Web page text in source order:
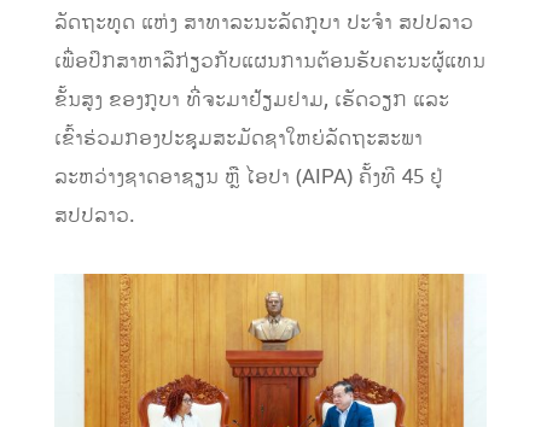
ລັດຖະທູດ ແຫ່ງ ສາທາລະນະລັດກູບາ ປະຈໍາ ສປປລາວ
ເພື່ອປຶກສາຫາລືກ່ຽວກັບແຜນການຕ້ອນຮັບຄະນະຜູ້ແທນ
ຂັ້ນສູງ ຂອງກູບາ ທີ່ຈະມາຢ້ຽມຢາມ, ເຮັດວຽກ ແລະ
ເຂົ້າຮ່ວມກອງປະຊຸມສະມັດຊາໃຫຍ່ລັດຖະສະພາ
ລະຫວ່າງຊາດອາຊຽນ ຫຼື ໄອປາ (AIPA) ຄັ້ງທີ 45 ຢູ່
ສປປລາວ.